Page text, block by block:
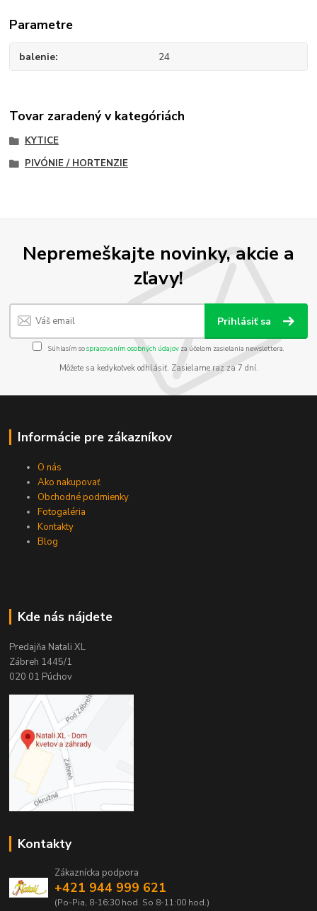
Parametre
balenie 24
Tovar zaradený v kategóriách
KYTICE
PIVÓNIE / HORTENZIE
Nepremeškajte novinky, akcie a
zľavy!
Prihlásiť sa
Súhlasím sospracovaním osobných údajov za účelom zasielania newslettera.
Môžete sa kedykoľvek odhlásiť. Zasielame raz za 7 dní.
Informácie pre zákazníkov
O nás
Ako nakupovať
Obchodné podmienky
Fotogaléria
Kontakty
Blog
Kde nás nájdete
Predajňa Natali XL
Zábreh 1445/1
020 01 Púchov
Kontakty
Zákaznícka podpora
+421 944 999 621
(Po-Pia, 8-16:30 hod. So 8-11:00 hod.)